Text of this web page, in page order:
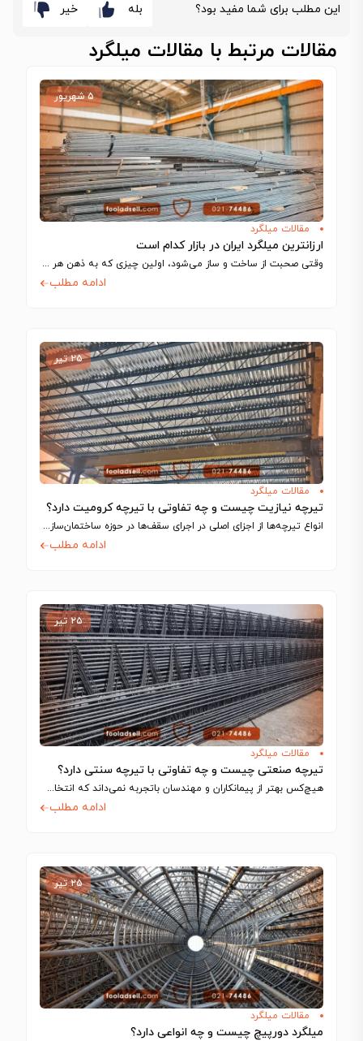
این مطلب برای شما مفید بود؟ بله خیر
مقالات مرتبط با مقالات میلگرد
۵ شهریور
مقالات میلگرد
ارزانترین میلگرد ایران در بازار کدام است
وقتی صحبت از ساخت‌ و ساز می‌شود، اولین چیزی که به ذهن هر مهندس…
ادامه مطلب
۲۵ تیر
مقالات میلگرد
تیرچه نیازیت چیست و چه تفاوتی با تیرچه کرومیت دارد؟
انواع تیرچه‌ها از اجزای اصلی در اجرای سقف‌ها در حوزه ساختمان‌سازی به شمار می‌آیند…
ادامه مطلب
۲۵ تیر
مقالات میلگرد
تیرچه صنعتی چیست و چه تفاوتی با تیرچه سنتی دارد؟
هیچ‌کس بهتر از پیمانکاران و مهندسان باتجربه نمی‌داند که انتخاب اجزای سازه تا چه…
ادامه مطلب
۲۵ تیر
مقالات میلگرد
میلگرد دورپیچ چیست و چه انواعی دارد؟